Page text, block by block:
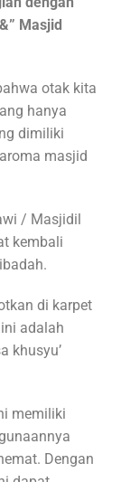
Masjid
otak kita
hanya
dimiliki
masjid
/ Masjidil
kembali
di karpet
adalah
khusyu’
memiliki
Dengan